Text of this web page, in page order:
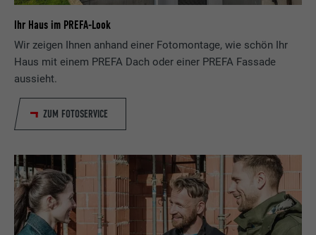
Ihr Haus im PREFA-Look
Wir zeigen Ihnen anhand einer Fotomontage, wie schön Ihr
Haus mit einem PREFA Dach oder einer PREFA Fassade
aussieht.
ZUM FOTOSERVICE
Name _gid
Anbieter Google Universal Analytics
Laufzeit
Zweck
Registriert eine eindeutige ID, die verwendet
wird, um statistische Daten dazu, wieder
Name _gaexp
Anbieter Google Optimize
Zweck
angezeigt werden sollen (z. B. 10 oder 20)
und ob der Google SafeSearch-Filter
aktiviert sein soll.
Name lang
Laufzeit
Zweck
Speichert die vom Benutzer ausgewählte
Sprach version einer Webseite.